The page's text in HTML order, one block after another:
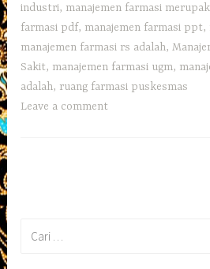
industri, manajemen farmasi
farmasi pdf, manajemen farmasi ppt,
manajemen farmasi rs adalah,
Sakit, manajemen farmasi ugm,
adalah, ruang farmasi puskesmas
Leave a comment